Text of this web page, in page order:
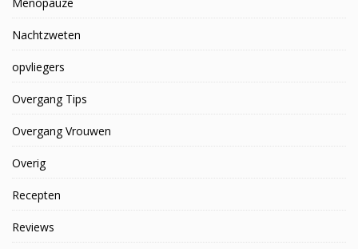
Nachtzweten
opvliegers
Overgang Tips
Overgang Vrouwen
Overig
Recepten
Reviews